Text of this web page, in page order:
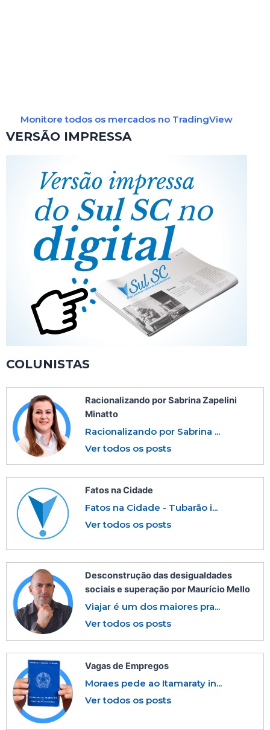
Monitore todos os mercados no TradingView
VERSÃO IMPRESSA
COLUNISTAS
Racionalizando por Sabrina Zapelini
Minatto
Racionalizando por Sabrina ...
Ver todos os posts
Fatos na Cidade
Fatos na Cidade - Tubarão i...
Ver todos os posts
Desconstrução das desigualdades
sociais e superação por Maurício Mello
Viajar é um dos maiores pra...
Ver todos os posts
Vagas de Empregos
Moraes pede ao Itamaraty in...
Ver todos os posts